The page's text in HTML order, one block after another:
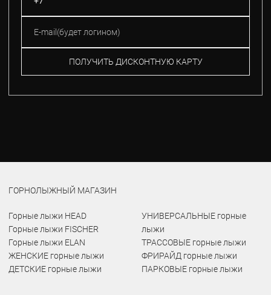
ПОЛУЧИТЬ ДИСКОНТНУЮ КАРТУ
ГОРНОЛЫЖНЫЙ МАГАЗИН
Горные лыжи HEAD
Горные лыжи FISCHER
Горные лыжи ELAN
ЖЕНСКИЕ горные лыжи
ДЕТСКИЕ горные лыжи
УНИВЕРСАЛЬНЫЕ горные
лыжи
ТРАССОВЫЕ горные лыжи
ФРИРАЙД горные лыжи
ПАРКОВЫЕ горные лыжи